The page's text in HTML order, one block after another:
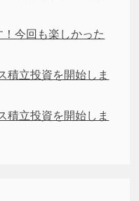
今回も楽しかった
積立投資を開始しま
積立投資を開始しま